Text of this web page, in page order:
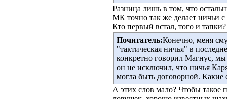
Разница лишь в том, что
МК точно так же делает ничьи с
Кто первый встал, того и тапки?
Почитатель:Конечно, меня
"тактическая ничья" в
конкретно говорил Магнус,
он не исключил, что ничья
могла быть договорной.
А этих слов мало? Чтобы такое